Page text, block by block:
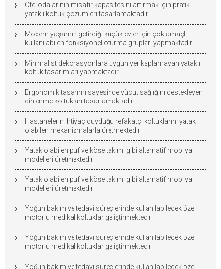
Otel odalarının misafir kapasitesini artırmak için pratik
yataklı koltuk çözümleri tasarlamaktadır
Modern yaşamın getirdiği küçük evler için çok amaçlı
kullanılabilen fonksiyonel oturma grupları yapmaktadır
Minimalist dekorasyonlara uygun yer kaplamayan yataklı
koltuk tasarımları yapmaktadır
Ergonomik tasarımı sayesinde vücut sağlığını destekleyen
dinlenme koltukları tasarlamaktadır
Hastanelerin ihtiyaç duyduğu refakatçi koltuklarını yatak
olabilen mekanizmalarla üretmektedir
Yatak olabilen puf ve köşe takımı gibi alternatif mobilya
modelleri üretmektedir
Yatak olabilen puf ve köşe takımı gibi alternatif mobilya
modelleri üretmektedir
Yoğun bakım ve tedavi süreçlerinde kullanılabilecek özel
motorlu medikal koltuklar geliştirmektedir
Yoğun bakım ve tedavi süreçlerinde kullanılabilecek özel
motorlu medikal koltuklar geliştirmektedir
Yoğun bakım ve tedavi süreçlerinde kullanılabilecek özel